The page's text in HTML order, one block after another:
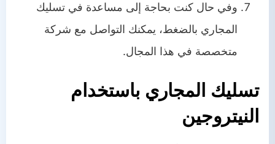
وفي حال كنت بحاجة إلى مساعدة في تسليك
المجاري بالضغط، يمكنك التواصل مع شركة
متخصصة في هذا المجال.
تسليك المجاري باستخدام
النيتروجين